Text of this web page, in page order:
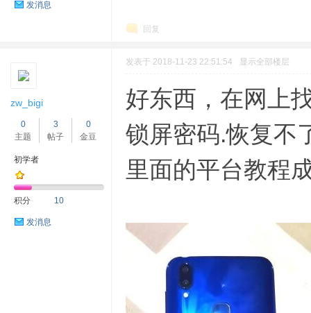
发消息
回复
zw_bigi
0
主题
3
帖子
0
金豆
初学者
积分 10
发消息
发表于 2018-11-23 22:51:54 显示全部楼层
好东西，在网上
锁屏密码.恢复不
里面的平台教程